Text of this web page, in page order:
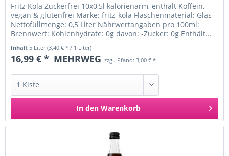
Fritz Kola Zuckerfrei 10x0,5l kalorienarm, enthält Koffein,
vegan & glutenfrei Marke: fritz-kola Flaschenmaterial: Glas
Nettofüllmenge: 0,5 Liter Nährwertangaben pro 100ml:
Brennwert: Kohlenhydrate: 0g davon: -Zucker: 0g Enthält...
Inhalt 5 Liter(3,40 € * / 1 Liter)
16,99 € * MEHRWEG zzgl. Pfand: 3,00 € *
In den Warenkorb